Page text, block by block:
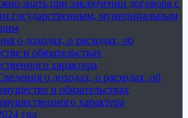
знать при заключении договора с
государственным, муниципальным
о доходах, о расходах, об
и обязательствах
характера
о доходах, о расходах, об
и обязательствах
характера
год